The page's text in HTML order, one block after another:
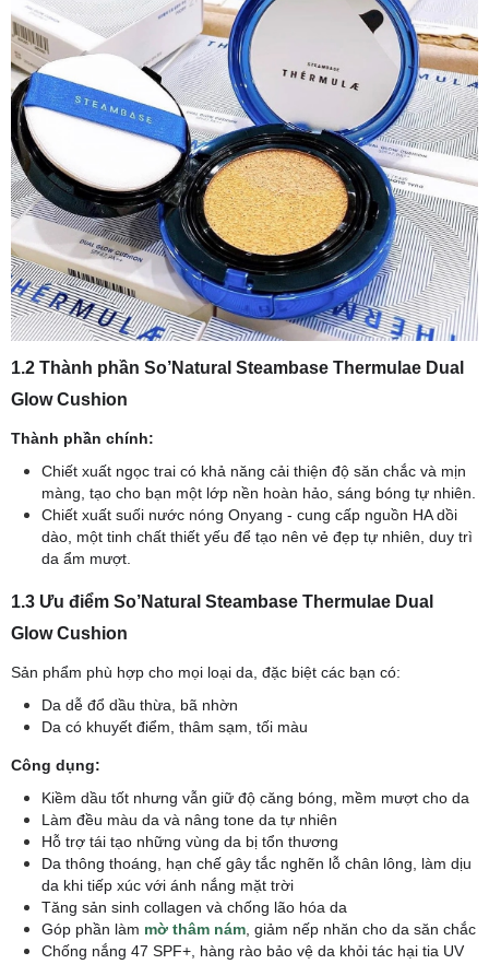
1.2 Thành phần So’Natural Steambase Thermulae Dual
Glow Cushion
Thành phần chính:
Chiết xuất ngọc trai có khả năng cải thiện độ săn chắc và mịn
màng, tạo cho bạn một lớp nền hoàn hảo, sáng bóng tự nhiên.
Chiết xuất suối nước nóng Onyang - cung cấp nguồn HA dồi
dào, một tinh chất thiết yếu để tạo nên vẻ đẹp tự nhiên, duy trì
da ẩm mượt.
1.3 Ưu điểm So’Natural Steambase Thermulae Dual
Glow Cushion
Sản phẩm phù hợp cho mọi loại da, đặc biệt các bạn có:
Da dễ đổ dầu thừa, bã nhờn
Da có khuyết điểm, thâm sạm, tối màu
Công dụng:
Kiềm dầu tốt nhưng vẫn giữ độ căng bóng, mềm mượt cho da
Làm đều màu da và nâng tone da tự nhiên
Hỗ trợ tái tạo những vùng da bị tổn thương
Da thông thoáng, hạn chế gây tắc nghẽn lỗ chân lông, làm dịu
da khi tiếp xúc với ánh nắng mặt trời
Tăng sản sinh collagen và chống lão hóa da
Góp phần làm mờ thâm nám, giảm nếp nhăn cho da săn chắc
Chống nắng 47 SPF+, hàng rào bảo vệ da khỏi tác hại tia UV